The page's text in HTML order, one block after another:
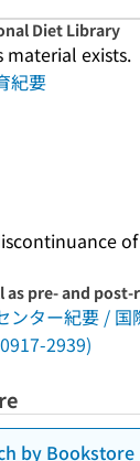
Diet Library
material exists.
紀要
as pre- and
ンター紀要 /
2939)
by Bookstore